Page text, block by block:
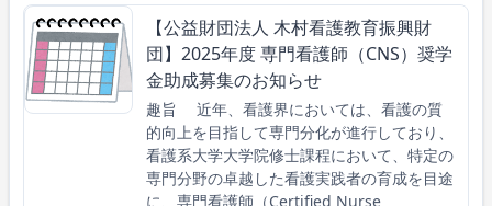
【公益財団法人 木村看護教育振興財
団】2025年度 専門看護師（CNS）奨学
金助成募集のお知らせ
趣旨 近年、看護界においては、看護の質
的向上を目指して専門分化が進行しており、
看護系大学大学院修士課程において、特定の
専門分野の卓越した看護実践者の育成を目途
に、専門看護師（Certified Nurse